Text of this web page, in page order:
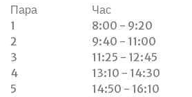
Пара
Час
1
8:00 - 9:20
2
9:40 - 11:00
3
11:25 - 12:45
4
13:10 - 14:30
5
14:50 - 16:10